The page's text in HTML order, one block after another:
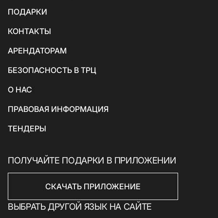
Красота и здоровье
Товары для спорта и отдыха
Электроника, книги и бытовая техника
Товары для дома
Подарки и сувениры
ПОДАРКИ
КОНТАКТЫ
АРЕНДАТОРАМ
БЕЗОПАСНОСТЬ В ТРЦ
О НАС
ПРАВОВАЯ ИНФОРМАЦИЯ
ТЕНДЕРЫ
ПОЛУЧАЙТЕ ПОДАРКИ В ПРИЛОЖЕНИИ
СКАЧАТЬ ПРИЛОЖЕНИЕ
ВЫБРАТЬ ДРУГОЙ ЯЗЫК НА САЙТЕ